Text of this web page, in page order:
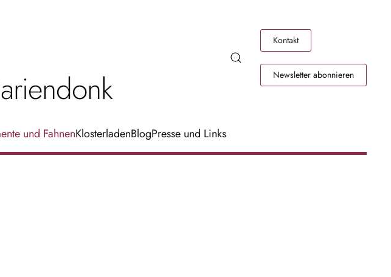
Kontakt
Newsletter abonnieren
und FahnenKlosterladenBlogPresse und Links